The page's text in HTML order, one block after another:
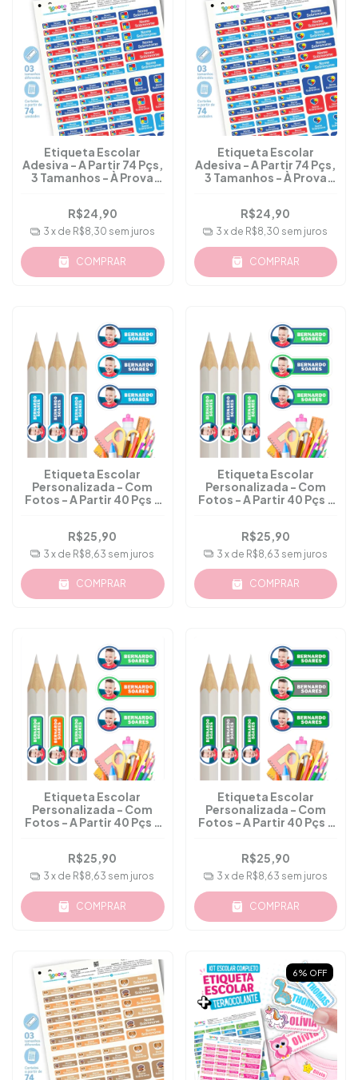
Etiqueta Escolar
Adesiva - A Partir 74 Pçs,
3 Tamanhos - À Prova
R$24,90
3 x de R$8,30 sem juros
COMPRAR
Etiqueta Escolar
Adesiva - A Partir 74 Pçs,
3 Tamanhos - À Prova
R$24,90
3 x de R$8,30 sem juros
COMPRAR
Etiqueta Escolar
Personalizada - Com
Fotos - A Partir 40 Pçs -
R$25,90
3 x de R$8,63 sem juros
COMPRAR
Etiqueta Escolar
Personalizada - Com
Fotos - A Partir 40 Pçs -
R$25,90
3 x de R$8,63 sem juros
COMPRAR
Etiqueta Escolar
Personalizada - Com
Fotos - A Partir 40 Pçs -
R$25,90
3 x de R$8,63 sem juros
COMPRAR
Etiqueta Escolar
Personalizada - Com
Fotos - A Partir 40 Pçs -
R$25,90
3 x de R$8,63 sem juros
COMPRAR
6% OFF